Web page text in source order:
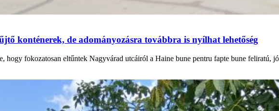
konténerek, de adományozásra továbbra is nyílhat lehetőség
hogy fokozatosan eltűntek Nagyvárad utcáiról a Haine bune pentru fapte bune feliratú,